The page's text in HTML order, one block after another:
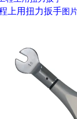
上用扭力扳手图